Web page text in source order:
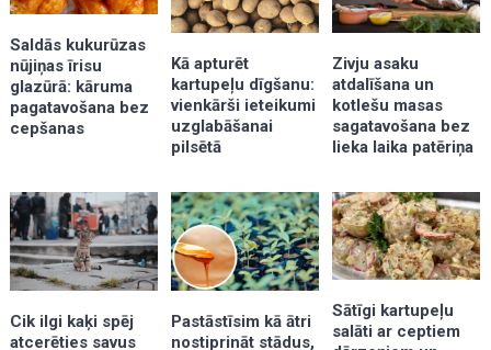
Saldās kukurūzas
nūjiņas īrisu
glazūrā: kāruma
pagatavošana bez
cepšanas
Kā apturēt
kartupeļu dīgšanu:
vienkārši ieteikumi
uzglabāšanai
pilsētā
Zivju asaku
atdalīšana un
kotlešu masas
sagatavošana bez
lieka laika patēriņa
Cik ilgi kaķi spēj
atcerēties savus
Pastāstīsim kā ātri
nostiprināt stādus,
Sātīgi kartupeļu
salāti ar ceptiem